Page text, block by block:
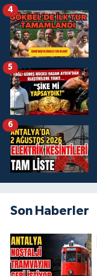
4
5
6
Son Haberler